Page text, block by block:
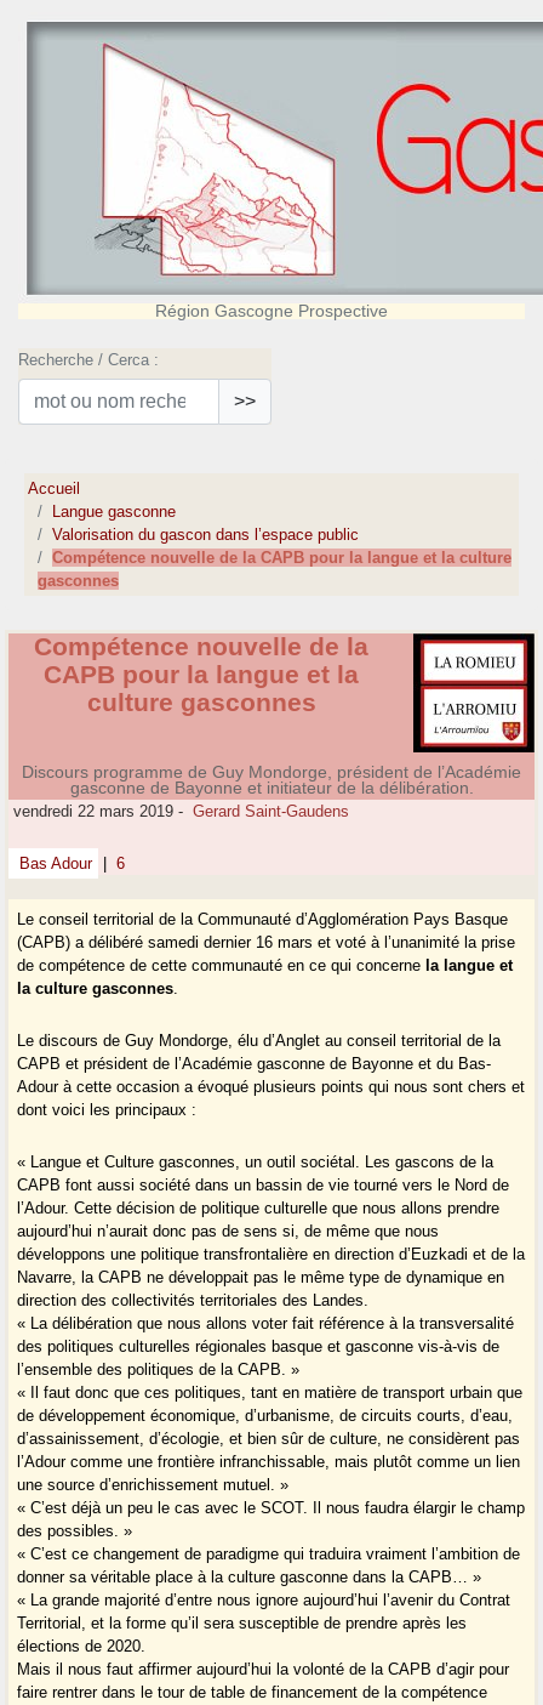
Région Gascogne Prospective
Recherche / Cerca :
>>
Accueil
Langue gasconne
Valorisation du gascon dans l’espace public
Compétence nouvelle de la CAPB pour la langue et la culture
gasconnes
Compétence nouvelle de la
CAPB pour la langue et la
culture gasconnes
Discours programme de Guy Mondorge, président de l’Académie
gasconne de Bayonne et initiateur de la délibération.
vendredi 22 mars 2019 - Gerard Saint-Gaudens
Bas Adour 6
Le conseil territorial de la Communauté d’Agglomération Pays Basque
(CAPB) a délibéré samedi dernier 16 mars et voté à l’unanimité la prise
de compétence de cette communauté en ce qui concerne la langue et
la culture gasconnes.
Le discours de Guy Mondorge, élu d’Anglet au conseil territorial de la
CAPB et président de l’Académie gasconne de Bayonne et du Bas-
Adour à cette occasion a évoqué plusieurs points qui nous sont chers et
dont voici les principaux :
« Langue et Culture gasconnes, un outil sociétal. Les gascons de la
CAPB font aussi société dans un bassin de vie tourné vers le Nord de
l’Adour. Cette décision de politique culturelle que nous allons prendre
aujourd’hui n’aurait donc pas de sens si, de même que nous
développons une politique transfrontalière en direction d’Euzkadi et de la
Navarre, la CAPB ne développait pas le même type de dynamique en
direction des collectivités territoriales des Landes.
« La délibération que nous allons voter fait référence à la transversalité
des politiques culturelles régionales basque et gasconne vis-à-vis de
l’ensemble des politiques de la CAPB. »
« Il faut donc que ces politiques, tant en matière de transport urbain que
de développement économique, d’urbanisme, de circuits courts, d’eau,
d’assainissement, d’écologie, et bien sûr de culture, ne considèrent pas
l’Adour comme une frontière infranchissable, mais plutôt comme un lien
une source d’enrichissement mutuel. »
« C’est déjà un peu le cas avec le SCOT. Il nous faudra élargir le champ
des possibles. »
« C’est ce changement de paradigme qui traduira vraiment l’ambition de
donner sa véritable place à la culture gasconne dans la CAPB… »
« La grande majorité d’entre nous ignore aujourd’hui l’avenir du Contrat
Territorial, et la forme qu’il sera susceptible de prendre après les
élections de 2020.
Mais il nous faut affirmer aujourd’hui la volonté de la CAPB d’agir pour
faire rentrer dans le tour de table de financement de la compétence